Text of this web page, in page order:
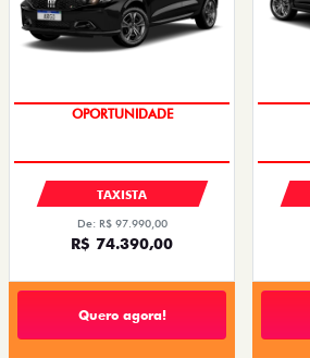
OPORTUNIDADE
TAXISTA
De: R$ 97.990,00
R$ 74.390,00
Quero agora!